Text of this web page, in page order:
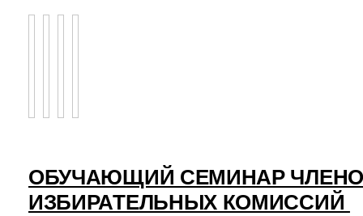
ОБУЧАЮЩИЙ СЕМИНАР
ИЗБИРАТЕЛЬНЫХ КОМИССИЙ